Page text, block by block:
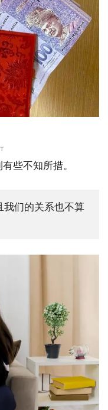
些不知所措。
我们的关系也不算